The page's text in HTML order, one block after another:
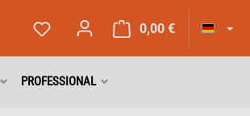
0,00 €
PROFESSIONAL